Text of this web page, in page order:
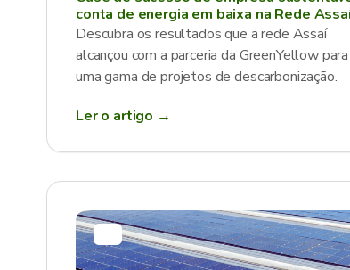
conta de energia em baixa na Rede
Descubra os resultados que a rede Assaí
alcançou com a parceria da GreenYellow para
uma gama de projetos de descarbonização.
Ler o artigo →